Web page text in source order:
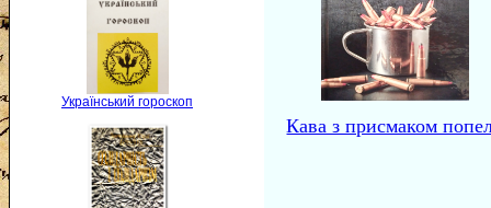
Український гороскоп
Кава з присмаком